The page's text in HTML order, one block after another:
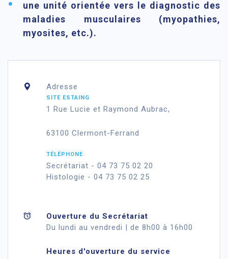
une unité orientée vers le diagnostic des
maladies musculaires (myopathies,
myosites, etc.).
Adresse
SITE ESTAING
1 Rue Lucie et Raymond Aubrac,
63100 Clermont-Ferrand
TÉLÉPHONE
Secrétariat - 04 73 75 02 20
Histologie - 04 73 75 02 25
Ouverture du Secrétariat
Du lundi au vendredi | de 8h00 à 16h00
Heures d'ouverture du service